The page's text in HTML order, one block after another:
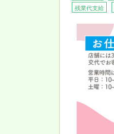
残業代支給